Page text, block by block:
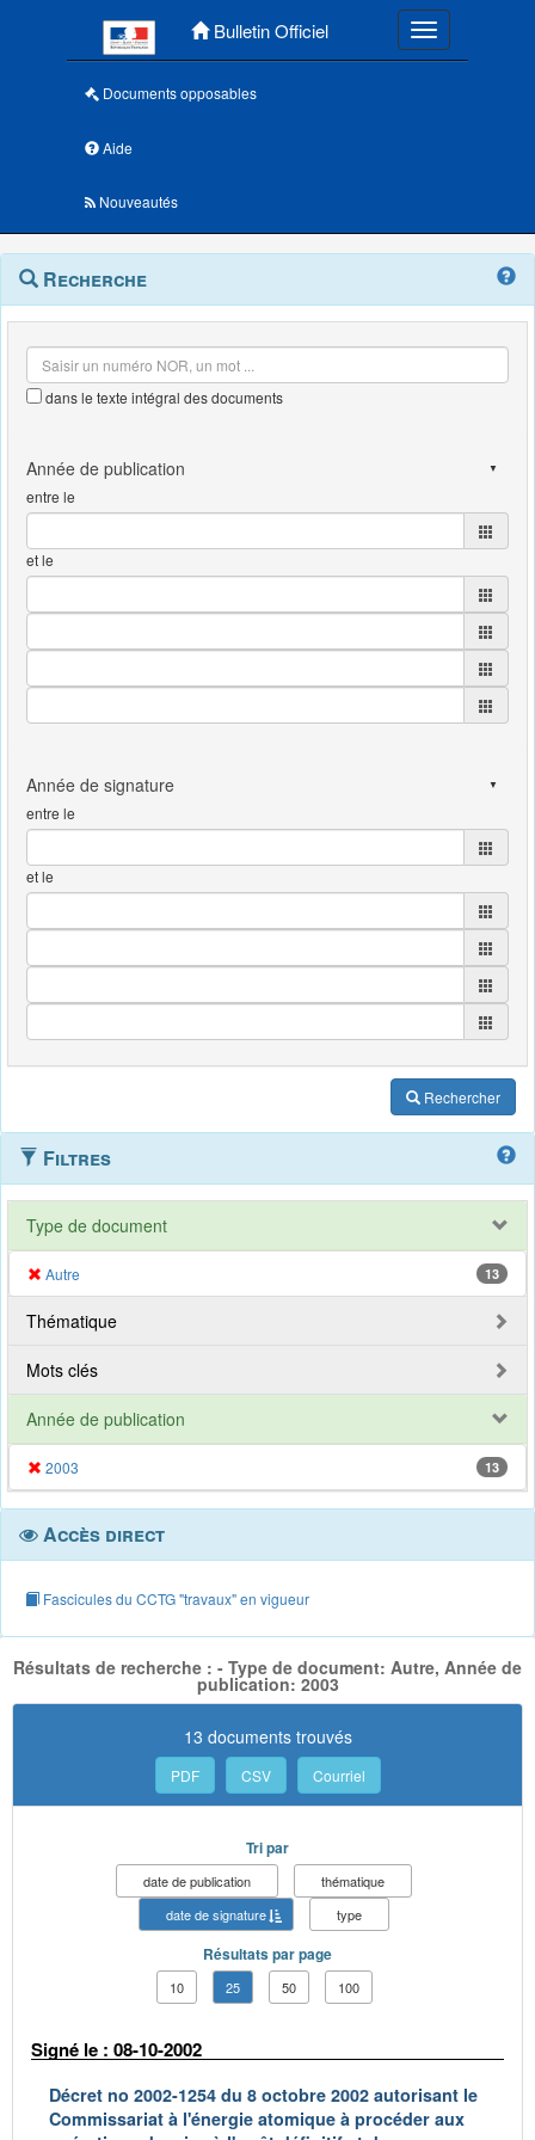
Bulletin Officiel Toggle
Documents opposables
Aide
Nouveautés
Navigation
outils
Menu
contextuel
Recherche
dans le texte intégral des documents
entre le
et le
entre le
et le
Rechercher
Filtres
Type de document
Autre 13
Thématique
Mots clés
Année de publication
2003 13
Accès direct
Fascicules du CCTG "travaux" en vigueur
Résultats de recherche : - Type de document: Autre, Année de
publication: 2003
13 documents trouvés
PDF CSV Courriel
Tri par
date de publication
thématique
date de signature
type
Résultats par page
10 25 50 100
Signé le : 08-10-2002
Décret no 2002-1254 du 8 octobre 2002 autorisant le
Commissariat à l'énergie atomique à procéder aux